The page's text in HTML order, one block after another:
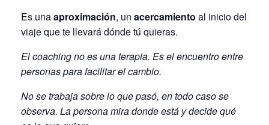
Es unaaproximación, un acercamiento al inicio del
viaje que te llevará dónde tú quieras.
El coaching no es unaterapia. Es el encuentro entre
personas para facilitar el cambio.
No se trabaja sobre lo que pasó, en todo caso se
observa. La persona mira donde está y decide qué